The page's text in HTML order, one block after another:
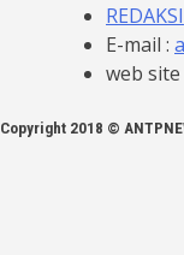
REDAKSI
E-mail :
web site
Copyright 2018 ©